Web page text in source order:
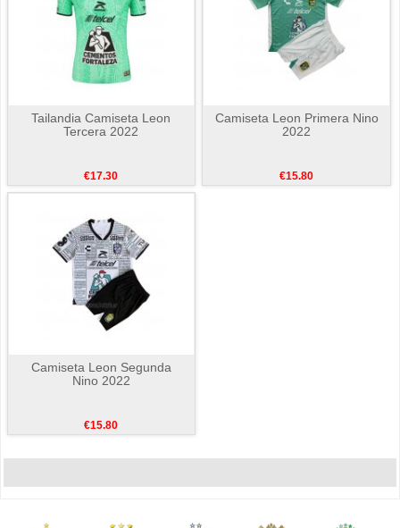
Tailandia Camiseta Leon
Tercera 2022
€17.30
Camiseta Leon Primera Nino
2022
€15.80
Camiseta Leon Segunda
Nino 2022
€15.80